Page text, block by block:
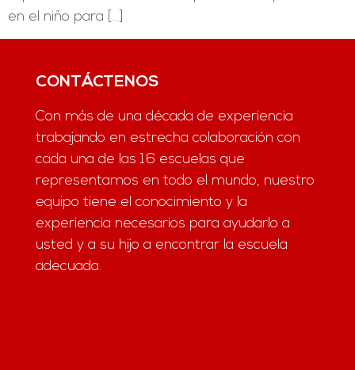
en el niño para […]
CONTÁCTENOS
Con más de una década de experiencia
trabajando en estrecha colaboración con
cada una de las 16 escuelas que
representamos en todo el mundo, nuestro
equipo tiene el conocimiento y la
experiencia necesarios para ayudarlo a
usted y a su hijo a encontrar la escuela
adecuada.